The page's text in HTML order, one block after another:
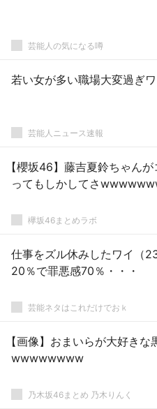
芸能人の気になる噂
若い女が多い職場大変過ぎ
芸能人ニュース速報
【櫻坂46】藤吉夏鈴ちゃん
ってもしかしてさ
欅坂46まとめラボ
仕事をズル休みしたワイ（
20％で罪悪感70％・・・
芸能ネタはこれだけでおｋ
【画像】おまいらが大好きな
wwwwwwww
乃木坂46まとめ 乃木りんく